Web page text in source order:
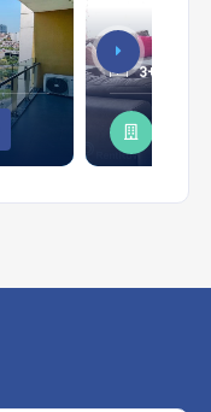
3+1 /